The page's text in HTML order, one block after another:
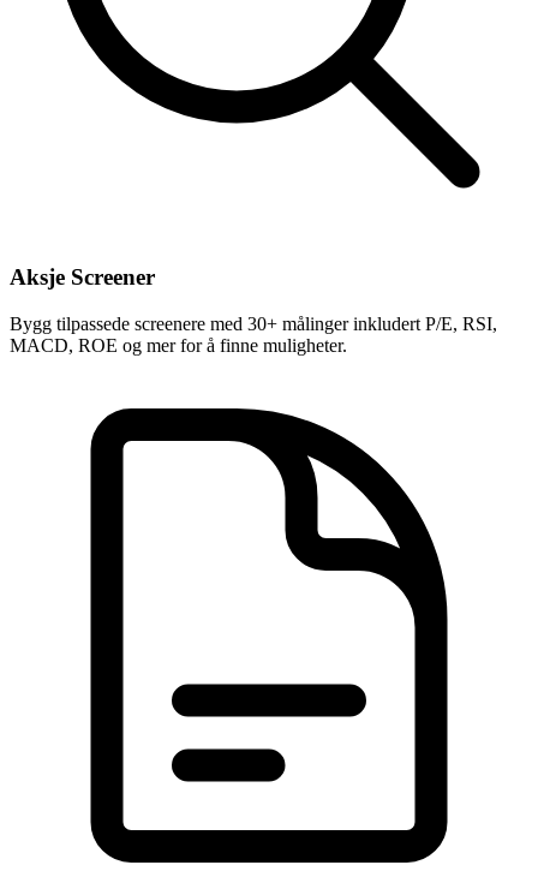
Aksje Screener
Bygg tilpassede screenere med 30+ målinger inkludert P/E, RSI,
MACD, ROE og mer for å finne muligheter.